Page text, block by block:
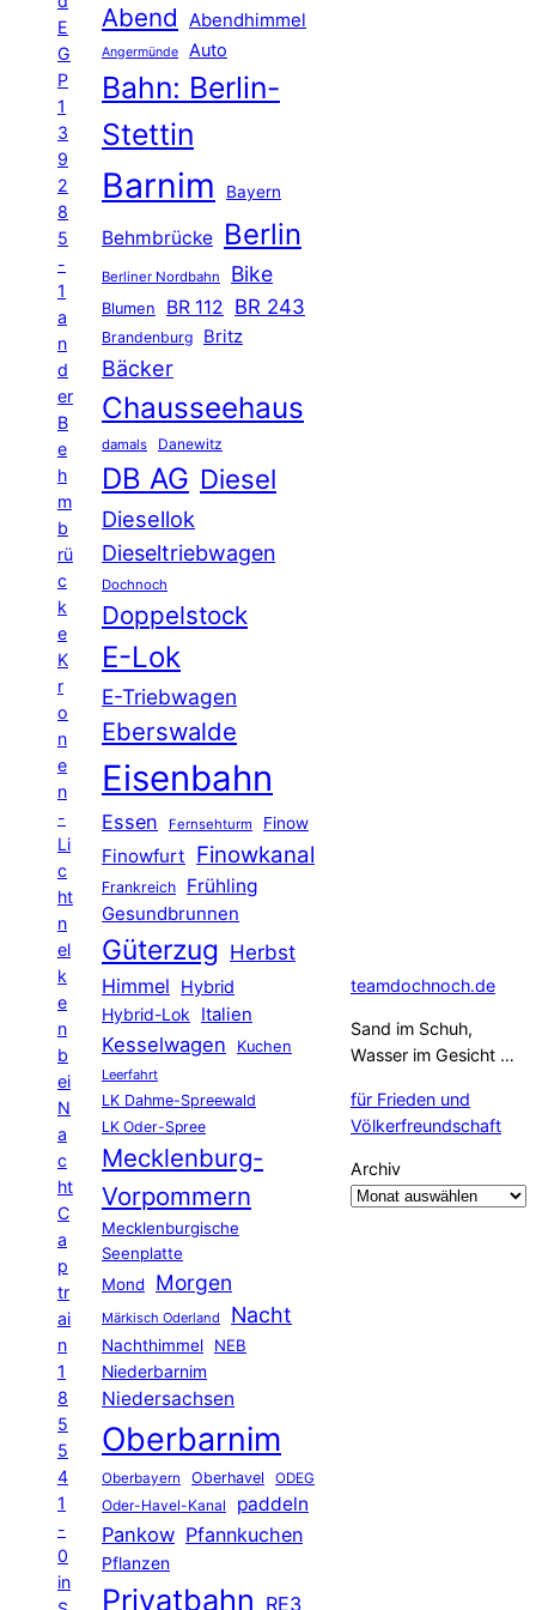
E
G
P
1
3
9
2
8
5
-
1
a
n
d
er
B
e
h
m
b
rü
c
k
e
K
r
o
n
e
n
-
Li
c
ht
n
el
k
e
n
b
ei
N
a
c
ht
C
a
p
tr
ai
n
1
8
5
5
4
1
-
0
in
Abend Abendhimmel
Angermünde Auto
Bahn: Berlin-
Stettin
Barnim Bayern
Behmbrücke Berlin
Berliner Nordbahn Bike
Blumen BR 112 BR 243
Brandenburg Britz
Bäcker
Chausseehaus
damals Danewitz
DB AG Diesel
Diesellok
Dieseltriebwagen
Dochnoch
Doppelstock
E-Lok
E-Triebwagen
Eberswalde
Eisenbahn
Essen Fernsehturm Finow
Finowfurt Finowkanal
Frankreich Frühling
Gesundbrunnen
Güterzug Herbst
Himmel
Hybrid
Hybrid-Lok Italien
Kesselwagen Kuchen
Leerfahrt
LK Dahme-Spreewald
LK Oder-Spree
Mecklenburg-
Vorpommern
Mecklenburgische
Seenplatte
Mond
Morgen
Märkisch Oderland Nacht
Nachthimmel
NEB
Niederbarnim
Niedersachsen
Oberbarnim
Oberbayern Oberhavel ODEG
Oder-Havel-Kanal paddeln
Pankow Pfannkuchen
Pflanzen
Privatbahn RE3
teamdochnoch.de
Sand im Schuh,
Wasser im Gesicht …
für Frieden und
Völkerfreundschaft
Archiv